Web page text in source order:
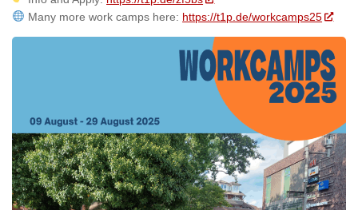
Many more work camps here: https://t1p.de/workcamps25